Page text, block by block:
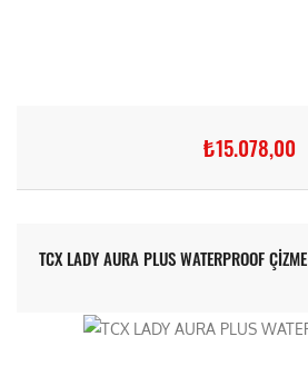
₺15.078,00
TCX LADY AURA PLUS WATERPROOF ÇİZME